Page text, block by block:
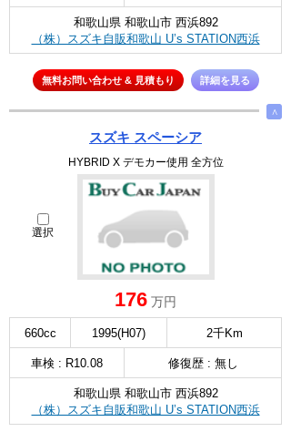
和歌山県 和歌山市 西浜892
（株）スズキ自販和歌山 U’s STATION西浜
無料お問い合わせ & 見積もり 詳細を見る
∧
スズキ スペーシア
HYBRID X デモカー使用 全方位
選択
176 万円
660cc 1995(H07) 2千Km
車検 : R10.08 修復歴 : 無し
和歌山県 和歌山市 西浜892
（株）スズキ自販和歌山 U’s STATION西浜